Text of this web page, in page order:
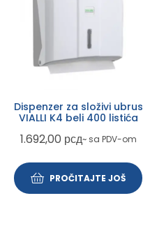
Dispenzer za složivi ubrus
VIALLI K4 beli 400 listića
1.692,00 рсд~ sa PDV-om
PROČITAJTE JOŠ